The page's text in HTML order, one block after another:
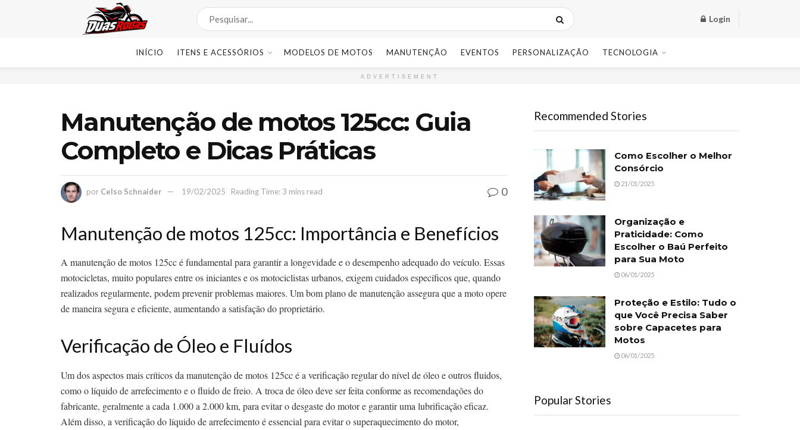
Login
INÍCIO ITENS E ACESSÓRIOS MODELOS DE MOTOS MANUTENÇÃO EVENTOS PERSONALIZAÇÃO TECNOLOGIA
ADVERTISEMENT
Manutenção de motos 125cc: Guia
Completo e Dicas Práticas
por Celso Schnaider 19/02/2025 Reading Time: 3 mins read 0
Manutenção de motos 125cc: Importância e Benefícios
A manutenção de motos 125cc é fundamental para garantir a longevidade e o desempenho adequado do veículo. Essas
motocicletas, muito populares entre os iniciantes e os motociclistas urbanos, exigem cuidados específicos que, quando
realizados regularmente, podem prevenir problemas maiores. Um bom plano de manutenção assegura que a moto opere
de maneira segura e eficiente, aumentando a satisfação do proprietário.
Verificação de Óleo e Fluídos
Um dos aspectos mais críticos da manutenção de motos 125cc é a verificação regular do nível de óleo e outros fluidos,
como o líquido de arrefecimento e o fluido de freio. A troca de óleo deve ser feita conforme as recomendações do
fabricante, geralmente a cada 1.000 a 2.000 km, para evitar o desgaste do motor e garantir uma lubrificação eficaz.
Além disso, a verificação do líquido de arrefecimento é essencial para evitar o superaquecimento do motor,
Recommended Stories
Como Escolher o Melhor
Consórcio
21/01/2025
Organização e
Praticidade: Como
Escolher o Baú Perfeito
para Sua Moto
06/01/2025
Proteção e Estilo: Tudo o
que Você Precisa Saber
sobre Capacetes para
Motos
06/01/2025
Popular Stories